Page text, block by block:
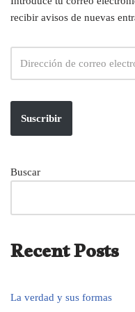
recibir avisos de nuevas
Suscribir
Buscar
Recent Posts
La verdad y sus formas